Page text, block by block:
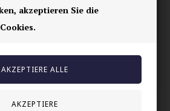
akzeptieren Sie die
auch gekauft